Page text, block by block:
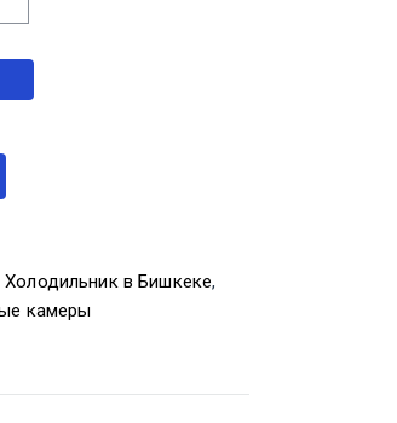
Холодильник в Бишкеке,
камеры